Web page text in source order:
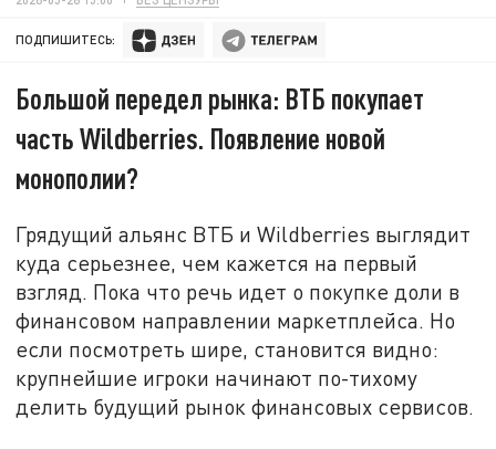
ПОДПИШИТЕСЬ:
Большой передел рынка: ВТБ покупает
часть Wildberries. Появление новой
монополии?
Грядущий альянс ВТБ и Wildberries выглядит
куда серьезнее, чем кажется на первый
взгляд. Пока что речь идет о покупке доли в
финансовом направлении маркетплейса. Но
если посмотреть шире, становится видно:
крупнейшие игроки начинают по-тихому
делить будущий рынок финансовых сервисов.